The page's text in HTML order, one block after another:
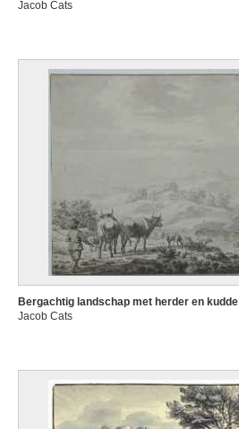
Jacob Cats
Bergachtig landschap met herder en kudde
Jacob Cats